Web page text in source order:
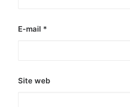
E-mail *
Site web